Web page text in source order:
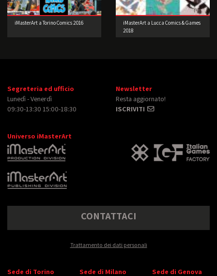
iMasterArt a Torino Comics 2016
iMasterArt a Lucca Comics & Games
2018
Segreteria ed ufficio
Lunedì - Venerdì
09:30-13:30 15:00-18:30
Newsletter
Resta aggiornato!
ISCRIVITI
Universo iMasterArt
CONTATTACI
Trattamento dei dati personali
Sede di Torino Sede di Milano Sede di Genova